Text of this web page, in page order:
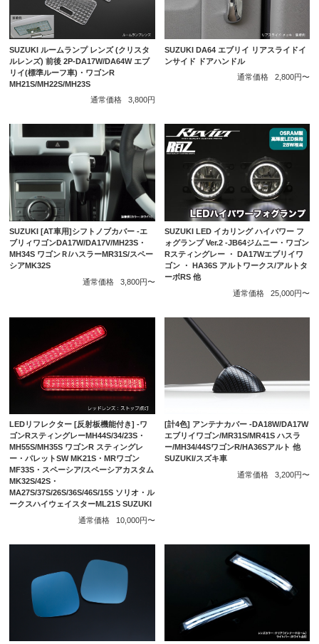
SUZUKI ルームランプ レンズ (クリスタ
ルレンズ) 前後 2P-DA17W/DA64W エブ
リイ(標準ルーフ車)・ワゴンR
MH21S/MH22S/MH23S
通常価格
3,800円
SUZUKI DA64 エブリイ リアスライドイ
ンサイド ドアハンドル
通常価格
2,800円〜
SUZUKI [AT車用]シフトノブカバー -エ
ブリィワゴンDA17W/DA17V/MH23S・
MH34S ワゴンＲ/ハスラーMR31S/スペー
シアMK32S
通常価格
3,800円〜
SUZUKI LED イカリング ハイパワー フ
ォグランプ Ver.2 -JB64ジムニー・ワゴン
Rスティングレー ・ DA17Wエブリイワ
ゴン ・ HA36S アルトワークス/アルトタ
ーボRS 他
通常価格
25,000円〜
LEDリフレクター [反射板機能付き] -ワ
ゴンRスティングレーMH44S/34/23S・
MH55S/MH35S ワゴンR スティングレ
ー・パレットSW MK21S・MRワゴン
MF33S・スペーシア/スペーシアカスタム
MK32S/42S・
MA27S/37S/26S/36S/46S/15S ソリオ・ル
ークスハイウェイスターML21S SUZUKI
通常価格
10,000円〜
[計4色] アンテナカバー -DA18W/DA17W
エブリイワゴン/MR31S/MR41S ハスラ
ー/MH34/44SワゴンR/HA36Sアルト 他
SUZUKI/スズキ車
通常価格
3,200円〜